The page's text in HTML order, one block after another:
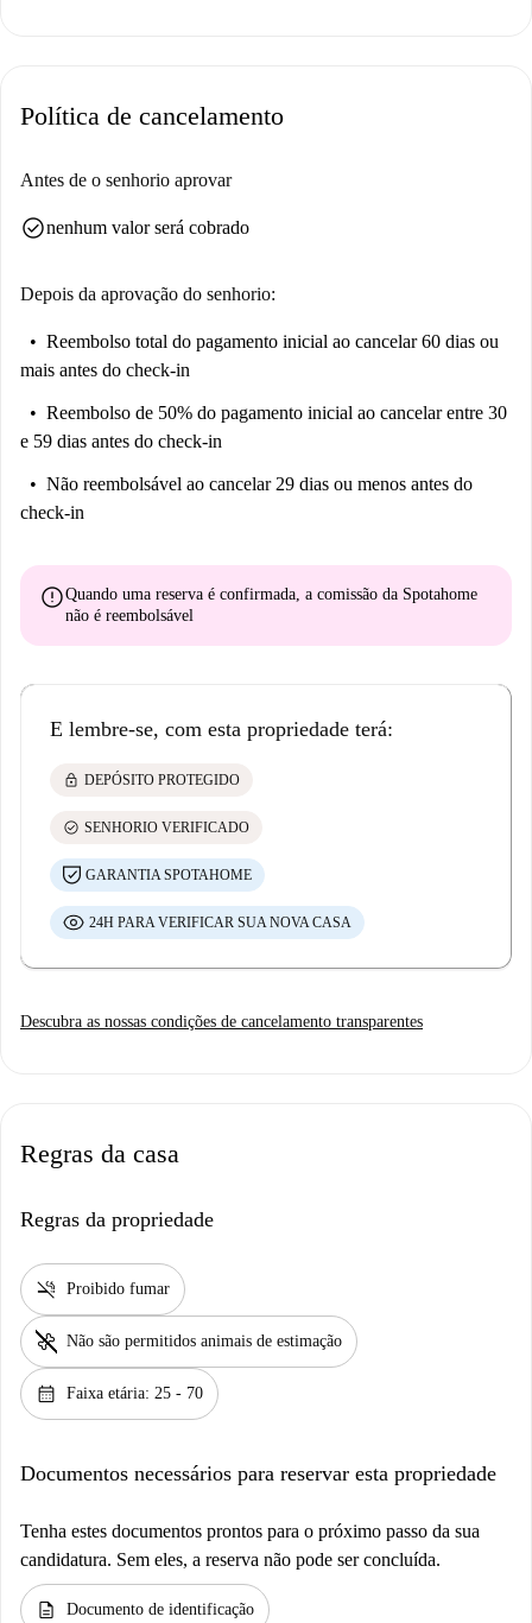
e Pastelaria Gerações. Outros pontos de interesse próximos incluem a
culinárias variadas. Não perca este estúdio bem localizado e
Política de cancelamento
Antes de o senhorio aprovar
check_circlenenhum valor será cobrado
Depois da aprovação do senhorio:
Reembolso total do pagamento inicial ao cancelar 60 dias ou
mais antes do check-in
Reembolso de 50% do pagamento inicial ao cancelar entre 30
e 59 dias antes do check-in
Não reembolsável ao cancelar 29 dias ou menos antes do
check-in
errorQuando uma reserva é confirmada, a comissão da Spotahome
não é reembolsável
E lembre-se, com esta propriedade terá:
lock DEPÓSITO PROTEGIDO
check_circle SENHORIO VERIFICADO
GARANTIA SPOTAHOME
24H PARA VERIFICAR SUA NOVA CASA
Descubra as nossas condições de cancelamento transparentes
Regras da casa
Regras da propriedade
smoke_free Proibido fumar
pet_supplies Não são permitidos animais de estimação
calendar_month Faixa etária: 25 - 70
Documentos necessários para reservar esta propriedade
Tenha estes documentos prontos para o próximo passo da sua
candidatura. Sem eles, a reserva não pode ser concluída.
description Documento de identificação